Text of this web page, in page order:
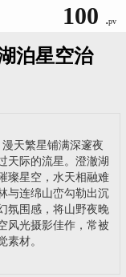
100 .pv
泊星空治
天繁星铺满深邃夜
天际的流星。澄澈湖
璨星空，水天相融难
与连绵山峦勾勒出沉
氛围感，将山野夜晚
风光摄影佳作，常被
素材。